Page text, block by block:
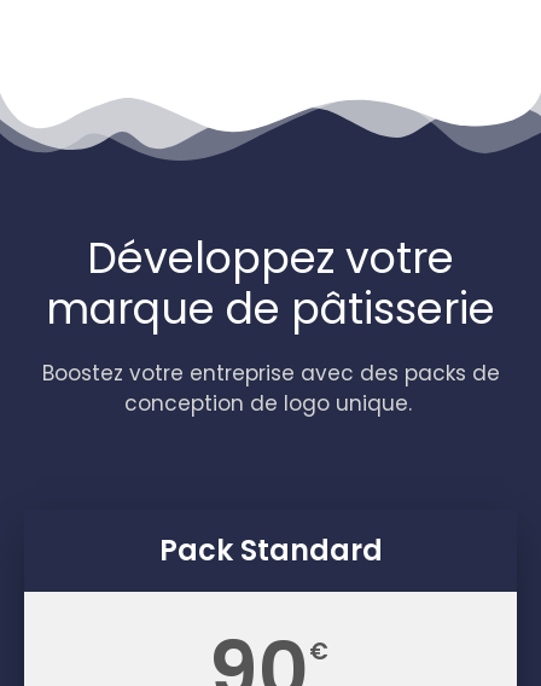
Développez votre
marque de pâtisserie
Boostez votre entreprise avec des packs de
conception de logo unique.
Pack Standard
€